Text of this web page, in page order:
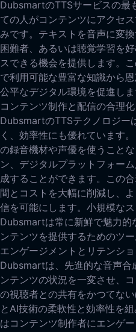
DubsmartのTTSサービスの最
ての人がコンテンツにアクセ
みです。テキストを音声に変
困難者、あるいは聴覚学習を
スできる機会を提供します。
で利用可能な豊富な知識から
公平なデジタル環境を促進しま
コンテンツ制作と配信の合理化
DubsmartのTTSテクノロジー
く、効率性にも優れています
の録音機材や声優を使うこと
ン、デジタルプラットフォー
成することができます。この
間とコストを大幅に削減し、
信を可能にします。小規模な
Dubsmartは常に新鮮で魅力的
ンテンツを提供するためのツー
エンゲージメントとリテンシ
Dubsmartは、先進的な音声合
ンテンツの状況を一変させ、
の視聴者との共有をかつてな
とAI技術の柔軟性と効率性を
はコンテンツ制作者にエンゲ